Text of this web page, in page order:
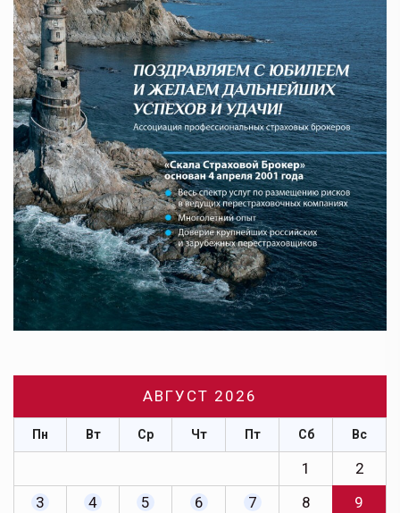
АВГУСТ 2026
Пн Вт Ср Чт Пт Сб Вс
1
2
3
4 5 6 7 8 9